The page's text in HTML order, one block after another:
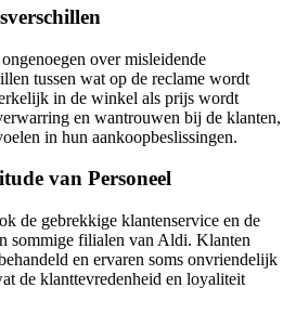
over misleidende
tussen wat op de reclame wordt
in de winkel als prijs wordt
en wantrouwen bij de klanten,
in hun aankoopbeslissingen.
van Personeel
de gebrekkige klantenservice en de
sommige filialen van Aldi. Klanten
en ervaren soms onvriendelijk
de klanttevredenheid en loyaliteit